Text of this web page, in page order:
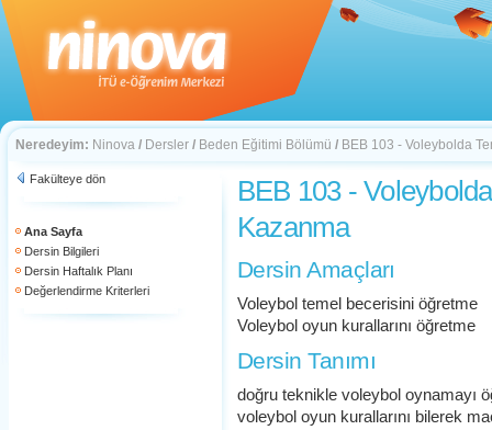
Neredeyim: Ninova / Dersler / Beden Eğitimi Bölümü / BEB 103 - Voleybolda
Fakülteye dön
Ana Sayfa
Dersin Bilgileri
Dersin Haftalık Planı
Değerlendirme Kriterleri
BEB 103 -
Kazanma
Dersin Amaçları
Voleybol temel becerisini öğretme
Voleybol oyun kurallarını öğretme
Dersin Tanımı
doğru teknikle voleybol oynamayı
voleybol oyun kurallarını bilerek